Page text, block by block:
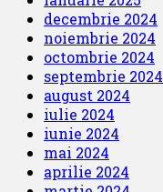
decembrie 2024
noiembrie 2024
octombrie 2024
septembrie 2024
august 2024
iulie 2024
iunie 2024
mai 2024
aprilie 2024